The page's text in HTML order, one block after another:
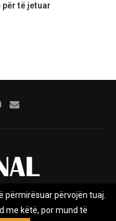
për të jetuar
përmirësuar përvojën tuaj.
me këtë, por mund të